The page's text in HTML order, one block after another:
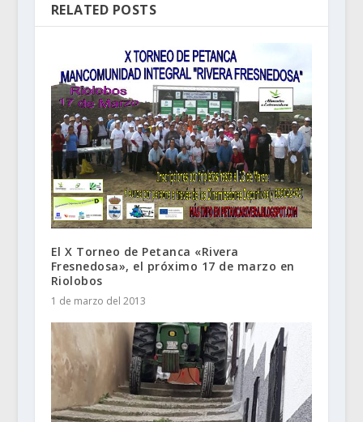
RELATED POSTS
El X Torneo de Petanca «Rivera
Fresnedosa», el próximo 17 de marzo‏ en
Riolobos
1 de marzo del 2013